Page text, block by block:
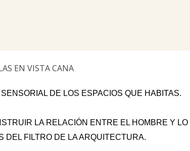
EN VISTA CANA
SENSORIAL DE LOS ESPACIOS QUE HABITAS.
LA RELACIÓN ENTRE EL HOMBRE Y LO
DEL FILTRO DE LA ARQUITECTURA.